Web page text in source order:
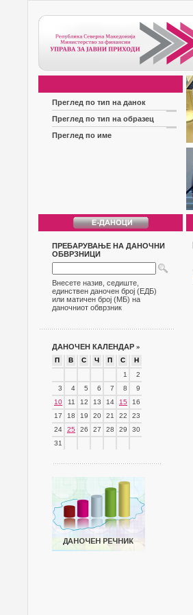
Преглед по тип на данок
Преглед по тип на образец
Преглед по име
ПРЕБАРУВАЊЕ НА ДАНОЧНИ
ОБВРЗНИЦИ
Внесете назив, седиште,
единствен даночен број (ЕДБ)
или матичен број (МБ) на
даночниот обврзник
ДАНОЧЕН КАЛЕНДАР »
П В С Ч П С
Н
1
2
3
4 5 6 7 8
9
10
11 12 13 14 15
16
17
18 19 20 21 22
23
24
25 26 27 28 29
30
31